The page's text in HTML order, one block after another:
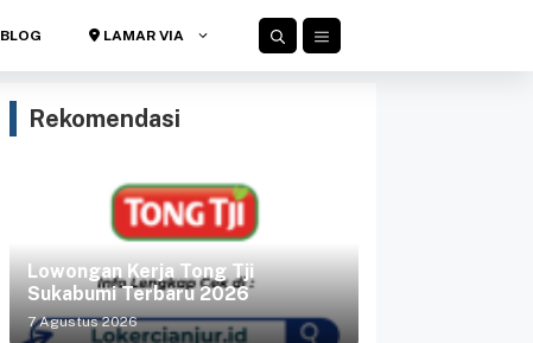
BLOG LAMAR VIA
Rekomendasi
Lowongan Kerja Tong Tji
Sukabumi Terbaru 2026
7 Agustus 2026